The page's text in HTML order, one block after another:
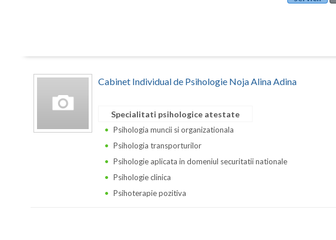
Cabinet Individual de Psihologie Noja Alina Adina
Specialitati psihologice atestate
Psihologia muncii si organizationala
Psihologia transporturilor
Psihologie aplicata in domeniul securitatii nationale
Psihologie clinica
Psihoterapie pozitiva